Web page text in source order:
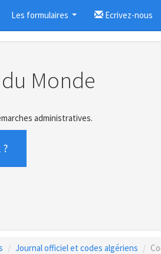
Les formulaires Ecrivez-nous
Monde
administratives.
Journal officiel et codes algériens